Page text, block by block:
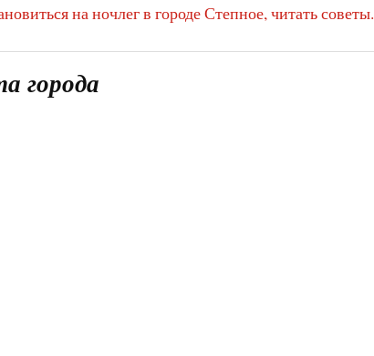
на ночлег в городе Степное, читать советы.
города